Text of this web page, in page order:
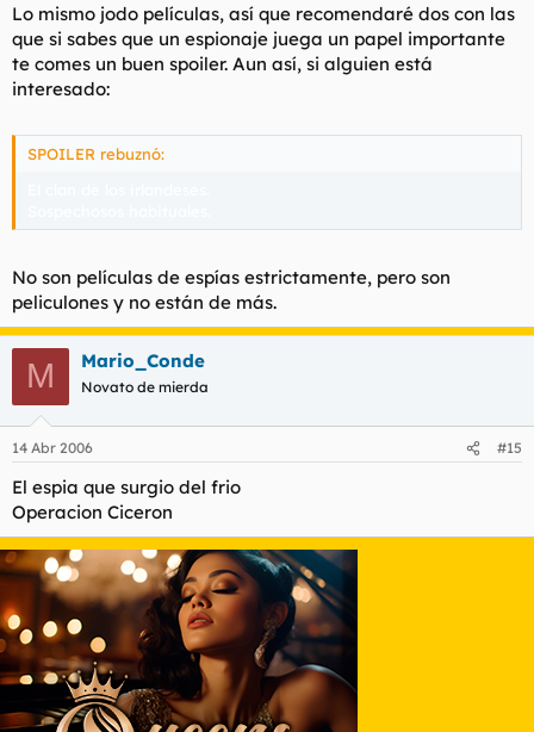
Lo mismo jodo películas, así que recomendaré dos con las
que si sabes que un espionaje juega un papel importante
te comes un buen spoiler. Aun así, si alguien está
interesado:
SPOILER rebuznó:
No son películas de espías estrictamente, pero son
peliculones y no están de más.
M Mario_Conde
Novato de mierda
14 Abr 2006 #15
El espia que surgio del frio
Operacion Ciceron